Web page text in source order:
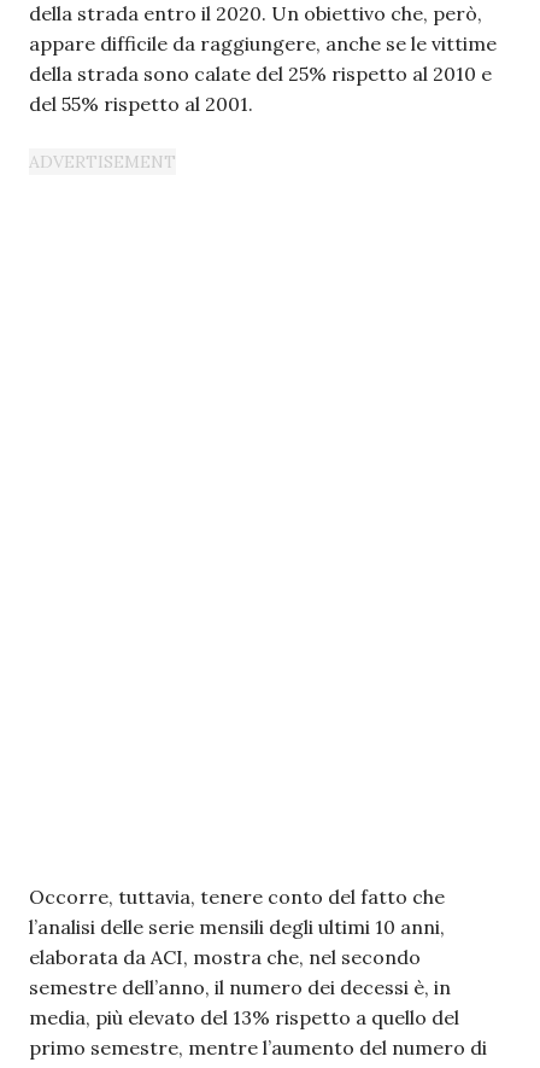
della strada entro il 2020. Un obiettivo che, però,
appare difficile da raggiungere, anche se le vittime
della strada sono calate del 25% rispetto al 2010 e
del 55% rispetto al 2001.
Occorre, tuttavia, tenere conto del fatto che
l’analisi delle serie mensili degli ultimi 10 anni,
elaborata da ACI, mostra che, nel secondo
semestre dell’anno, il numero dei decessi è, in
media, più elevato del 13% rispetto a quello del
primo semestre, mentre l’aumento del numero di